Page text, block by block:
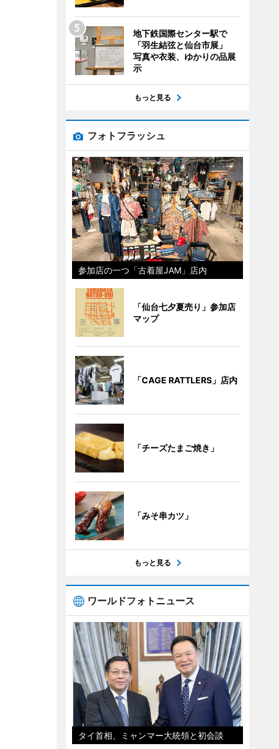
地下鉄国際センター駅で
「羽生結弦と仙台市展」
写真や衣装、ゆかりの品展
示
もっと見る
フォトフラッシュ
参加店の一つ「古着屋JAM」店内
「仙台七夕夏売り」参加店
マップ
「CAGE RATTLERS」店内
「チーズたまご焼き」
「みそ串カツ」
もっと見る
ワールドフォトニュース
タイ首相、ミャンマー大統領と初会談